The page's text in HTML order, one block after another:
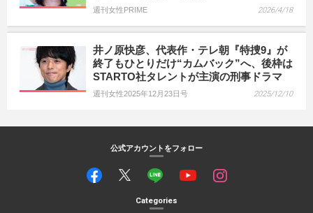
週刊女性PRIME 2026/4/18
井ノ原快彦、代表作・テレ朝『特捜9』が
終了もひとりだけ“カムバック”へ、後枠は
STARTO社タレントが主演の刑事ドラマ
週刊女性2025年12月23日号 2025/12/10
公式アカウントをフォロー
Categories